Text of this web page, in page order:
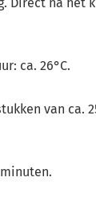
ca. 26°C.
van ca.